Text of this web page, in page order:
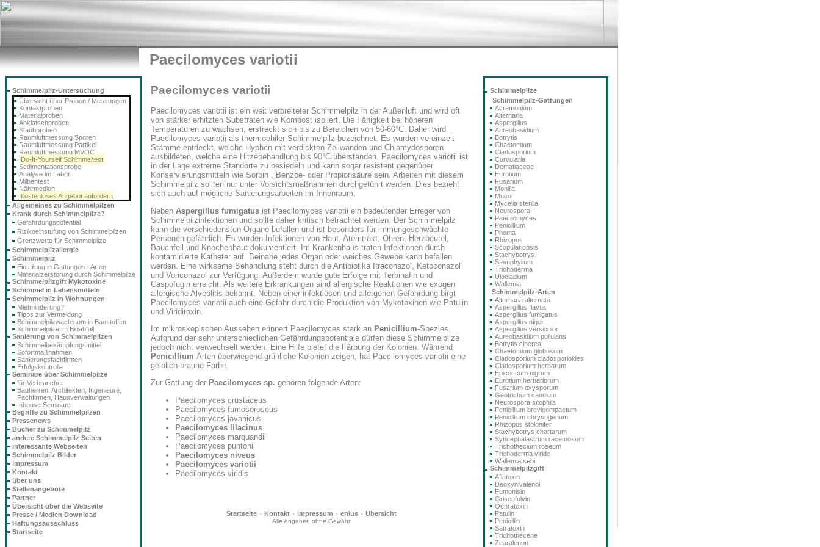
Paecilomyces variotii
Paecilomyces variotii
Paecilomyces variotii ist ein weit verbreiteter Schimmelpilz in der Außenluft und wird oft
von stärker erhitzten Substraten wie Kompost isoliert. Die Fähigkeit bei höheren
Temperaturen zu wachsen, erstreckt sich bis zu Bereichen von 50-60°C. Daher wird
Paecilomyces variotii als thermophiler Schimmelpilz bezeichnet. Es wurden vereinzelt
Stämme entdeckt, welche Hyphen mit verdickten Zellwänden und Chlamydosporen
ausbildeten, welche eine Hitzebehandlung bis 90°C überstanden. Paecilomyces variotii ist
in der Lage extreme Standorte zu besiedeln und kann sogar resistent gegenüber
Konservierungsmitteln wie Sorbin , Benzoe- oder Propionsäure sein. Arbeiten mit diesem
Schimmelpilz sollten nur unter Vorsichtsmaßnahmen durchgeführt werden. Dies bezieht
sich auch auf mögliche Sanierungsarbeiten im Innenraum.
Neben Aspergillus fumigatus ist Paecilomyces variotii ein bedeutender Erreger von
Schimmelpilzinfektionen und sollte daher kritisch betrachtet werden. Der Schimmelpilz
kann die verschiedensten Organe befallen und ist besonders für immungeschwächte
Personen gefährlich. Es wurden Infektionen von Haut, Atemtrakt, Ohren, Herzbeutel,
Bauchfell und Knochenhaut dokumentiert. Im Krankenhaus traten Infektionen durch
kontaminierte Katheter auf. Beinahe jedes Organ oder weiches Gewebe kann befallen
werden. Eine wirksame Behandlung steht durch die Antibiotika Itraconazol, Ketoconazol
und Voriconazol zur Verfügung. Außerdem wurde gute Erfolge mit Terbinafin und
Caspofugin erreicht. Als weitere Erkrankungen sind allergische Reaktionen wie exogen
allergische Alveolitis bekannt. Neben einer infektiösen und allergenen Gefährdung birgt
Paecilomyces variotii auch eine Gefahr durch die Produktion von Mykotoxinen wie Patulin
und Viriditoxin.
Im mikroskopischen Aussehen erinnert Paecilomyces stark an Penicillium-Spezies.
Aufgrund der sehr unterschiedlichen Gefährdungspotentiale dürfen diese Schimmelpilze
jedoch nicht verwechselt werden. Eine Hilfe bietet die Färbung der Kolonien. Während
Penicillium-Arten überwiegend grünliche Kolonien zeigen, hat Paecilomyces variotii eine
gelblich-braune Farbe.
Zur Gattung der Paecilomyces sp. gehören folgende Arten:
Paecilomyces crustaceus
Paecilomyces fumosoroseus
Paecilomyces javanicus
Paecilomyces lilacinus
Paecilomyces marquandii
Paecilomyces puntonii
Paecilomyces niveus
Paecilomyces variotii
Paecilomyces viridis
Startseite· Kontakt· Impressum · enius· Übersicht
Alle Angaben ohne Gewähr
Schimmelpilz-Untersuchung
Übersicht über Proben / Messungen
Kontaktproben
Materialproben
Abklatschproben
Staubproben
Raumluftmessung Sporen
Raumluftmessung Partikel
Raumluftmessung MVOC
Do-It-Yourself Schimmeltest
Sedimentationsprobe
Analyse im Labor
Milbentest
Nährmedien
kostenloses Angebot anfordern
Allgemeines zu Schimmelpilzen
Krank durch Schimmelpilze?
Gefährdungspotential
Risikoeinstufung von Schimmelpilzen
Grenzwerte für Schimmelpilze
Schimmelpilzallergie
Schimmelpilz
Einteilung in Gattungen - Arten
Materialzerstörung durch Schimmelpilze
Schimmelpilzgift Mykotoxine
Schimmel in Lebensmitteln
Schimmelpilz in Wohnungen
Mietminderung?
Tipps zur Vermeidung
Schimmelpilzwachstum in Baustoffen
Schimmelpilze im Bioabfall
Sanierung von Schimmelpilzen
Schimmelbekämpfungsmittel
Sofortmaßnahmen
Sanierungsfachfirmen
Erfolgskontrolle
Seminare über Schimmelpilze
für Verbraucher
Bauherren, Architekten, Ingenieure,
Fachfirmen, Hausverwaltungen
Inhouse Seminare
Begriffe zu Schimmelpilzen
Pressenews
Bücher zu Schimmelpilz
andere Schimmelpilz Seiten
interessante Webseiten
Schimmelpilz Bilder
Impressum
Kontakt
über uns
Stellenangebote
Partner
Übersicht über die Webseite
Presse / Medien Download
Haftungsausschluss
Startseite
Schimmelpilze
Schimmelpilz-Gattungen
Acremonium
Alternaria
Aspergillus
Aureobasidium
Botrytis
Chaetomium
Cladosporium
Curvularia
Dematiaceae
Eurotium
Fusarium
Monilia
Mucor
Mycelia sterilia
Neurospora
Paecilomyces
Penicillium
Phoma
Rhizopus
Scopulariopsis
Stachybotrys
Stemphylium
Trichoderma
Ulocladium
Wallemia
Schimmelpilz-Arten
Alternaria alternata
Aspergillus flavus
Aspergillus fumigatus
Aspergillus niger
Aspergillus versicolor
Aureobasidium pullulans
Botrytis cinerea
Chaetomium globosum
Cladosporium cladosporioides
Cladosporium herbarum
Epicoccum nigrum
Eurotium herbariorum
Fusarium oxysporum
Geotrichum candium
Neurospora sitophila
Penicillium brevicompactum
Penicillium chrysogenum
Rhizopus stolonifer
Stachybotrys chartarum
Syncephalastrum racemosum
Trichothecium roseum
Trichoderma viride
Wallemia sebi
Schimmelpilzgift
Aflatoxin
Deoxynivalenol
Fumonisin
Griseofulvin
Ochratoxin
Patulin
Penicillin
Satratoxin
Trichothecene
Zearalenon